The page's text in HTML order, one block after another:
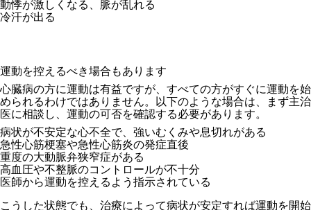
動悸が激しくなる、脈が乱れる
冷汗が出る
運動を控えるべき場合もあります
心臓病の方に運動は有益ですが、すべての方がすぐに運動を始
められるわけではありません。以下のような場合は、まず主治
医に相談し、運動の可否を確認する必要があります。
病状が不安定な心不全で、強いむくみや息切れがある
急性心筋梗塞や急性心筋炎の発症直後
重度の大動脈弁狭窄症がある
高血圧や不整脈のコントロールが不十分
医師から運動を控えるよう指示されている
こうした状態でも、治療によって病状が安定すれば運動を開始